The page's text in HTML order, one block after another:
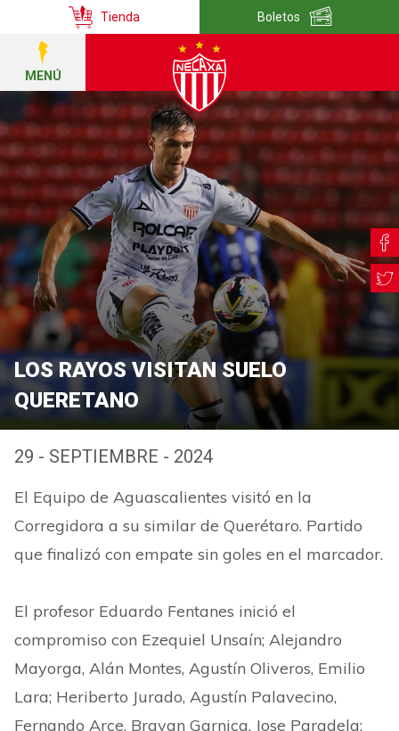
Tienda Boletos
MENÚ
LOS RAYOS VISITAN SUELO
QUERETANO
29 - SEPTIEMBRE - 2024
El Equipo de Aguascalientes visitó en la
Corregidora a su similar de Querétaro. Partido
que finalizó con empate sin goles en el marcador.
El profesor Eduardo Fentanes inició el
compromiso con Ezequiel Unsaín; Alejandro
Mayorga, Alán Montes, Agustín Oliveros, Emilio
Lara; Heriberto Jurado, Agustín Palavecino,
Fernando Arce, Brayan Garnica, Jose Paradela;